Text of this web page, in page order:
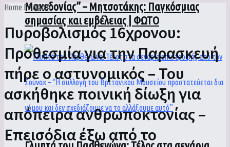
Μακεδονίας” – Μητσοτάκης: Παγκόσμιας
σημασίας και εμβέλειας | ΦΩΤΟ
Home ΕΛΛΑΔΑ
Πυροβολισμός 16χρονου:
Προθεσμία για την Παρασκευή
πήρε ο αστυνομικός – Του
ασκήθηκε ποινική δίωξη για
απόπειρα ανθρωποκτονίας –
Επεισόδια έξω από το